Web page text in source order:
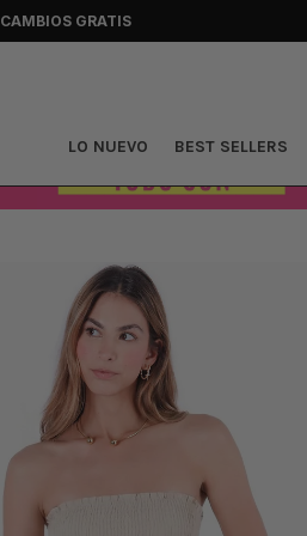
CAMBIOS GRATIS
LO NUEVO BEST SELLERS